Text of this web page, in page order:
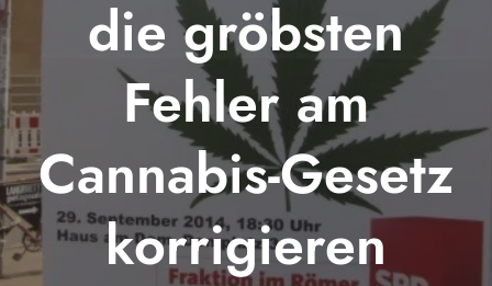
die gröbsten
Fehler am
Cannabis-Gesetz
korrigieren